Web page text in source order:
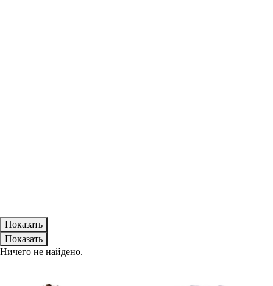
Ничего не найдено.